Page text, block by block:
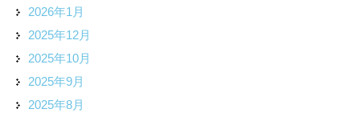
2026年1月
2025年12月
2025年10月
2025年9月
2025年8月